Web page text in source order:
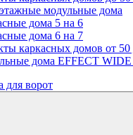
модульные дома
дома 5 на 6
дома 6 на 7
каркасных домов от
дома EFFECT
для ворот